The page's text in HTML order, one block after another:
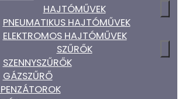
HAJTÓMŰVEK
PNEUMATIKUS HAJTÓMŰVEK
ELEKTROMOS HAJTÓMŰVEK
SZŰRŐK
SZENNYSZŰRŐK
GÁZSZŰRŐ